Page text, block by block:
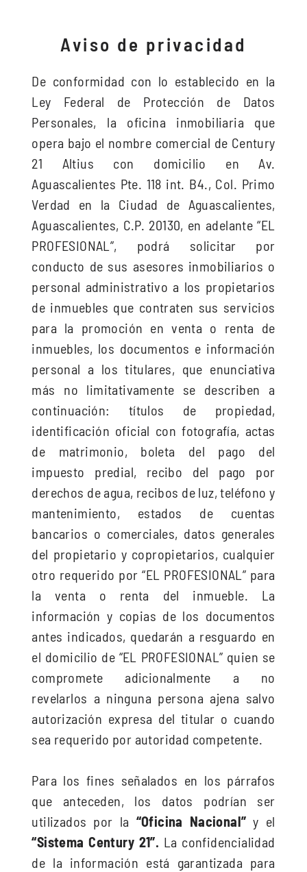
Aviso de privacidad
De conformidad con lo establecido en la
Ley Federal de Protección de Datos
Personales, la oficina inmobiliaria que
opera bajo el nombre comercial de Century
21 Altius con domicilio en Av.
Aguascalientes Pte. 118 int. B4., Col. Primo
Verdad en la Ciudad de Aguascalientes,
Aguascalientes, C.P. 20130, en adelante “EL
PROFESIONAL”, podrá solicitar por
conducto de sus asesores inmobiliarios o
personal administrativo a los propietarios
de inmuebles que contraten sus servicios
para la promoción en venta o renta de
inmuebles, los documentos e información
personal a los titulares, que enunciativa
más no limitativamente se describen a
continuación: títulos de propiedad,
identificación oficial con fotografía, actas
de matrimonio, boleta del pago del
impuesto predial, recibo del pago por
derechos de agua, recibos de luz, teléfono y
mantenimiento, estados de cuentas
bancarios o comerciales, datos generales
del propietario y copropietarios, cualquier
otro requerido por “EL PROFESIONAL” para
la venta o renta del inmueble. La
información y copias de los documentos
antes indicados, quedarán a resguardo en
el domicilio de “EL PROFESIONAL” quien se
compromete adicionalmente a no
revelarlos a ninguna persona ajena salvo
autorización expresa del titular o cuando
sea requerido por autoridad competente.
Para los fines señalados en los párrafos
que anteceden, los datos podrían ser
utilizados por la “Oficina Nacional”y el
“Sistema Century 21”. La confidencialidad
de la información está garantizada para